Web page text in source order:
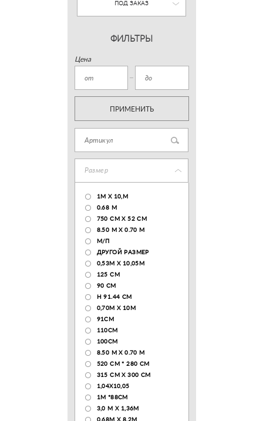
ПОД ЗАКАЗ
ФИЛЬТРЫ
Цена
ПРИМЕНИТЬ
Размер
1М Х 10,М
0.68 M
750 CM X 52 CM
8.50 М X 0.70 М
М/П
ДРУГОЙ РАЗМЕР
0,53М Х 10,05М
125 CM
90 СМ
H 91.44 CM
0,70М Х 10М
91СМ
110CM
100CM
8.50 M X 0.70 M
520 СМ * 280 СМ
315 CM X 300 CM
1,04X10,05
1М *88СМ
3,0 М Х 1,36М
0,68М Х 8,2М